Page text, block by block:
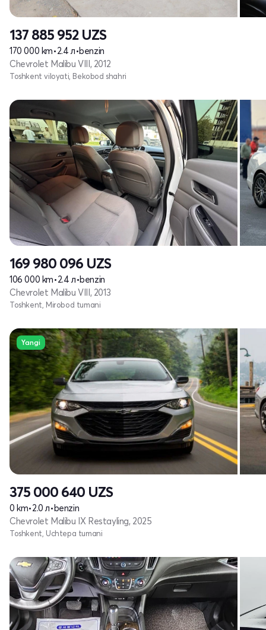
137 885 952 UZS
170 000 km•2.4 л•benzin
Chevrolet Malibu VIII, 2012
Toshkent viloyati, Bekobod shahri
169 980 096 UZS
106 000 km•2.4 л•benzin
Chevrolet Malibu VIII, 2013
Toshkent, Mirobod tumani
Yangi
375 000 640 UZS
0 km•2.0 л•benzin
Chevrolet Malibu IX Restayling, 2025
Toshkent, Uchtepa tumani